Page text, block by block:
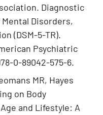
Diagnostic
Disorders,
(DSM-5-TR).
Psychiatric
0-89042-575-6.
MR, Hayes
on Body
and Lifestyle: A